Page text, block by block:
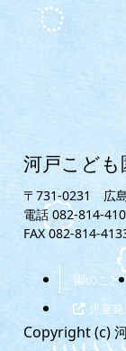
河戸こども
〒731-0231 広
電話082-814-
FAX082-814-
園のこと
児童
Copyright (c)